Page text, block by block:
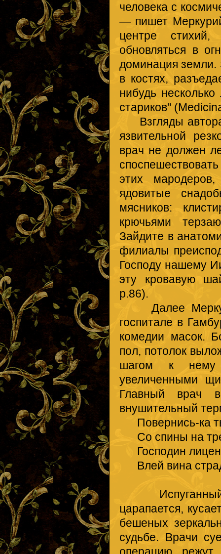
человека с
— пишет
центре
обновляться в
доминация земли.
в костях,
нибудь
стариков"
Взгляды автора
язвительной
врач не должен
этих
ядовитые
мясников:
крючьями
Зайдите в
филиалы
Господу нашему
эту кровавую
p.86).
Далее
госпитале в
комедии масок.
пол, потолок
шагом к нему
увеличенными
Главный врач
внушительный
Повернись-ка
Со спины на
Господин
Влей вина
Испуганный
царапается,
бешеных
судьбе. Врачи